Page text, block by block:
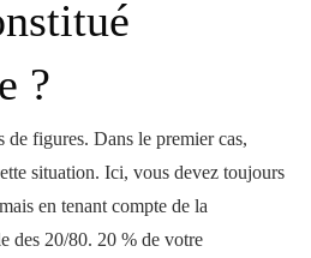
?
de figures. Dans le premier cas,
situation. Ici, vous devez toujours
en tenant compte de la
des 20/80. 20 % de votre